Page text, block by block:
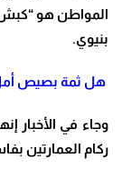
المواطن هو “كبش
بنيوي.
هل ثمة بصيص
وجاء في الأخبار
ركام العمارتين